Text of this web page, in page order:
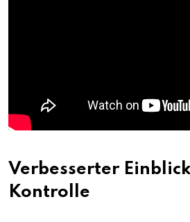
Verbesserter
Kontrolle